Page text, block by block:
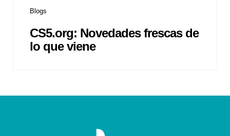
Blogs
CS5.org: Novedades frescas de
lo que viene